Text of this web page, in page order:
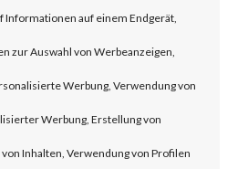
Informationen auf einem Endgerät,
zur Auswahl von Werbeanzeigen,
Werbung, Verwendung von
Werbung, Erstellung von
Inhalten, Verwendung von Profilen
threat actor likely
in TP-
leveraged weak
backdoor is